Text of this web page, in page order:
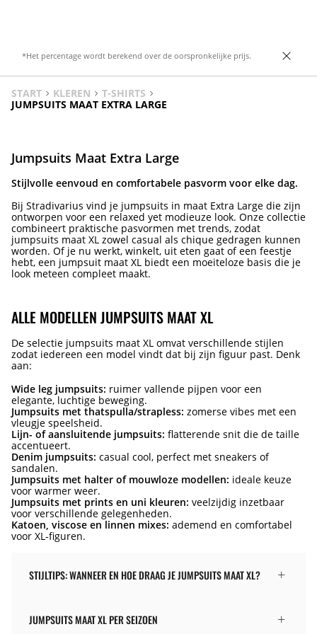
*Het percentage wordt berekend over de oorspronkelijke prijs.
START KLEREN
T-SHIRTS
JUMPSUITS MAAT EXTRA LARGE
Jumpsuits Maat Extra Large
Stijlvolle eenvoud en comfortabele pasvorm voor elke dag.
Bij Stradivarius vind je jumpsuits in maat Extra Large die zijn
ontworpen voor een relaxed yet modieuze look. Onze collectie
combineert praktische pasvormen met trends, zodat
jumpsuits maat XL zowel casual als chique gedragen kunnen
worden. Of je nu werkt, winkelt, uit eten gaat of een feestje
hebt, een jumpsuit maat XL biedt een moeiteloze basis die je
look meteen compleet maakt.
ALLE MODELLEN JUMPSUITS MAAT XL
De selectie jumpsuits maat XL omvat verschillende stijlen
zodat iedereen een model vindt dat bij zijn figuur past. Denk
aan:
Wide leg jumpsuits: ruimer vallende pijpen voor een
elegante, luchtige beweging.
Jumpsuits met thatspulla/strapless: zomerse vibes met een
vleugje speelsheid.
Lijn- of aansluitende jumpsuits: flatterende snit die de taille
accentueert.
Denim jumpsuits: casual cool, perfect met sneakers of
sandalen.
Jumpsuits met halter of mouwloze modellen: ideale keuze
voor warmer weer.
Jumpsuits met prints en uni kleuren: veelzijdig inzetbaar
voor verschillende gelegenheden.
Katoen, viscose en linnen mixes: ademend en comfortabel
voor XL-figuren.
STIJLTIPS: WANNEER EN HOE DRAAG JE JUMPSUITS MAAT XL?
JUMPSUITS MAAT XL PER SEIZOEN